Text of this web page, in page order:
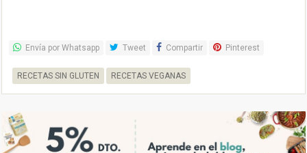
Envía por Whatsapp Tweet Compartir Pinterest
RECETAS SIN GLUTEN RECETAS VEGANAS